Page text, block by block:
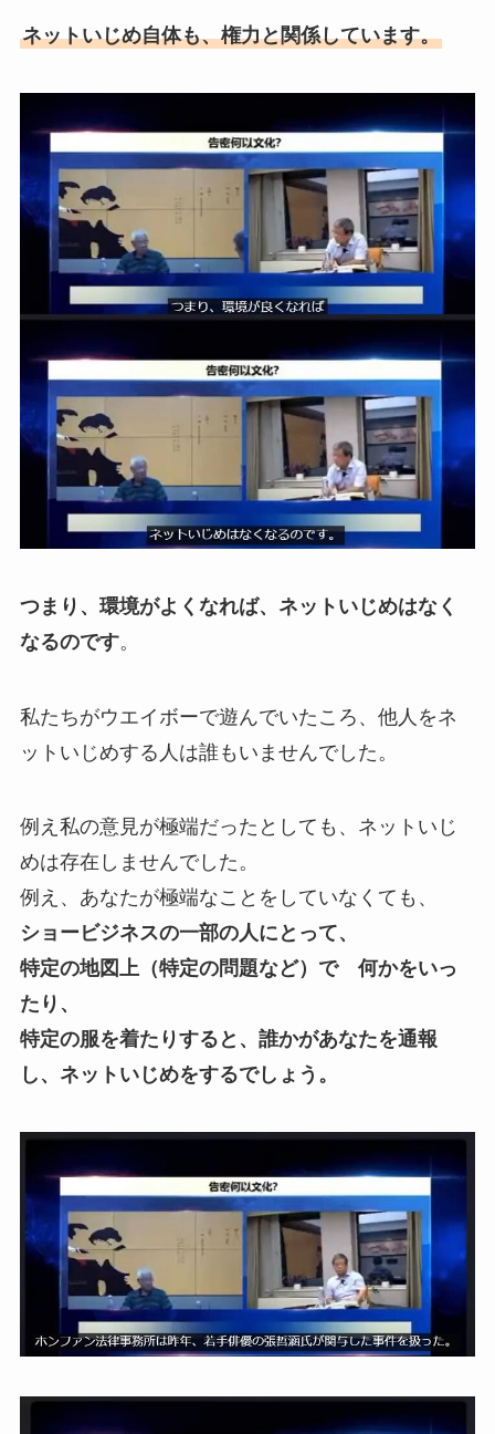
ネットいじめ自体も、権力と関係しています。
つまり、環境がよくなれば、ネットいじめはなく
なるのです。
私たちがウエイボーで遊んでいたころ、他人をネ
ットいじめする人は誰もいませんでした。
例え私の意見が極端だったとしても、ネットいじ
めは存在しませんでした。
例え、あなたが極端なことをしていなくても、
ショービジネスの一部の人にとって、
特定の地図上（特定の問題など）で 何かをいっ
たり、
特定の服を着たりすると、誰かがあなたを通報
し、ネットいじめをするでしょう。